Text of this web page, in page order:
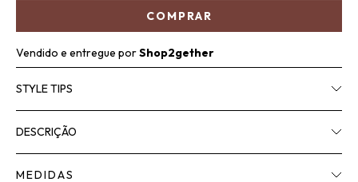
COMPRAR
Vendido e entregue porShop2gether
STYLE TIPS
DESCRIÇÃO
MEDIDAS